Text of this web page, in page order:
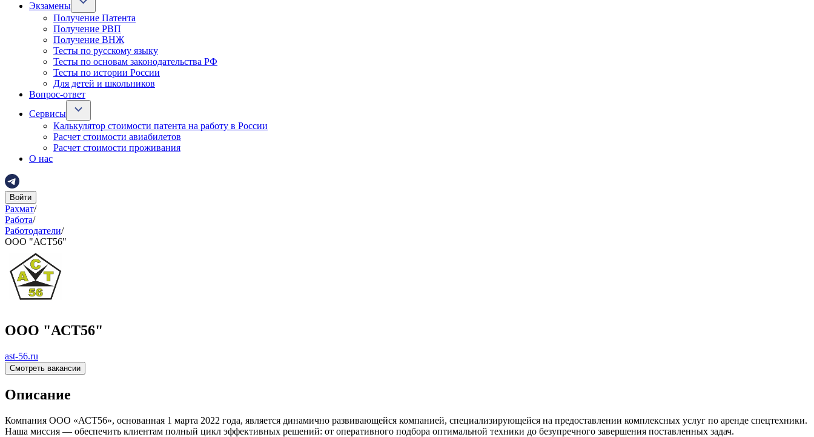
Экзамены
Получение Патента
Получение РВП
Получение ВНЖ
Тесты по русскому языку
Тесты по основам законодательства РФ
Тесты по истории России
Для детей и школьников
Вопрос-ответ
Сервисы
Калькулятор стоимости патента на работу в России
Расчет стоимости авиабилетов
Расчет стоимости проживания
О нас
Войти
Рахмат/
Работа/
Работодатели/
ООО "АСТ56"
ООО "АСТ56"
ast-56.ru
Смотреть вакансии
Описание
Компания ООО «АСТ56», основанная 1 марта 2022 года, является динамично развивающейся компанией, специализирующейся на предоставлении комплексных услуг по аренде спецтехники.
Наша миссия — обеспечить клиентам полный цикл эффективных решений: от оперативного подбора оптимальной техники до безупречного завершения поставленных задач.